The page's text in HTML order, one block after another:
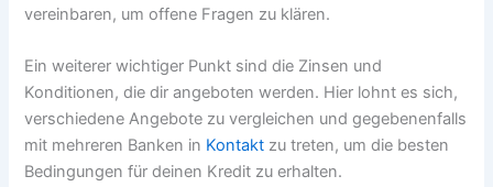
vereinbaren, um offene Fragen zu klären.
Ein weiterer wichtiger Punkt sind die Zinsen und
Konditionen, die dir angeboten werden. Hier lohnt es sich,
verschiedene Angebote zu vergleichen und gegebenenfalls
mit mehreren Banken in Kontakt zu treten, um die besten
Bedingungen für deinen Kredit zu erhalten.